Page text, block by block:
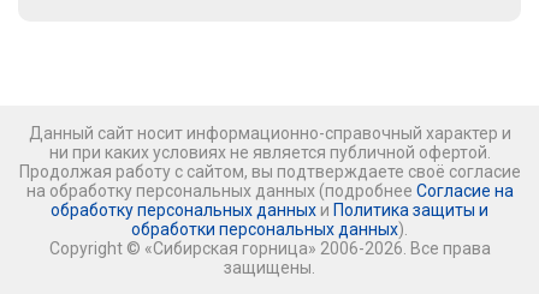
Данный сайт носит информационно-справочный характер и
ни при каких условиях не является публичной офертой.
Продолжая работу с сайтом, вы подтверждаете своё согласие
на обработку персональных данных (подробнее Согласие на
обработку персональных данных и Политика защиты и
обработки персональных данных).
Copyright © «Сибирская горница» 2006-2026. Все права
защищены.